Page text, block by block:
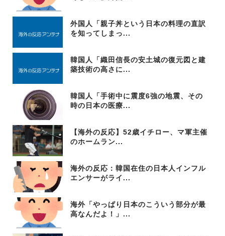
外国人「親子丼という日本の料理の直訳
を知ってしまっ...
韓国人「織田信長の安土城の復元図と建
築技術の高さに...
韓国人「手術中に震度6強の地震、その
時の日本の医療...
【海外の反応】52歳イチロー、マ軍主催
のホームラン...
海外の反応：韓国在住の日本人インフル
エンサーがライ...
海外「やっぱり日本のこういう部分が最
高なんだよ！」...